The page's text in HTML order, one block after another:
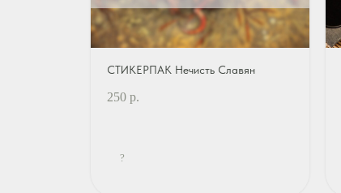
СТИКЕРПАК Нечисть Славян
250 р.
?